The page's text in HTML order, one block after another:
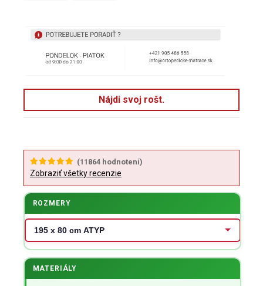
Nájdi svoj rošt.
(11864 hodnotení)
Zobraziť všetky recenzie
ROZMERY
MATERIÁLY